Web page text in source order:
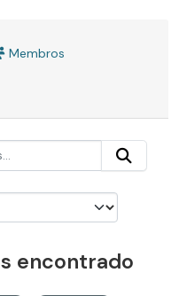
Membros
encontrado